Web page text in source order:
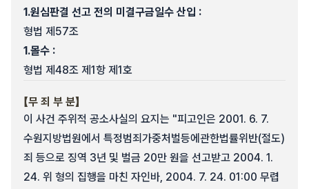
1.원심판결 선고 전의 미결구금일수 산입 :
형법 제57조
1.몰수 :
형법 제48조 제1항 제1호
【무 죄 부 분】
이 사건 주위적 공소사실의 요지는 "피고인은 2001. 6. 7.
수원지방법원에서 특정범죄가중처벌등에관한법률위반(절도)
죄 등으로 징역 3년 및 벌금 20만 원을 선고받고 2004. 1.
24. 위 형의 집행을 마친 자인바, 2004. 7. 24. 01:00 무렵